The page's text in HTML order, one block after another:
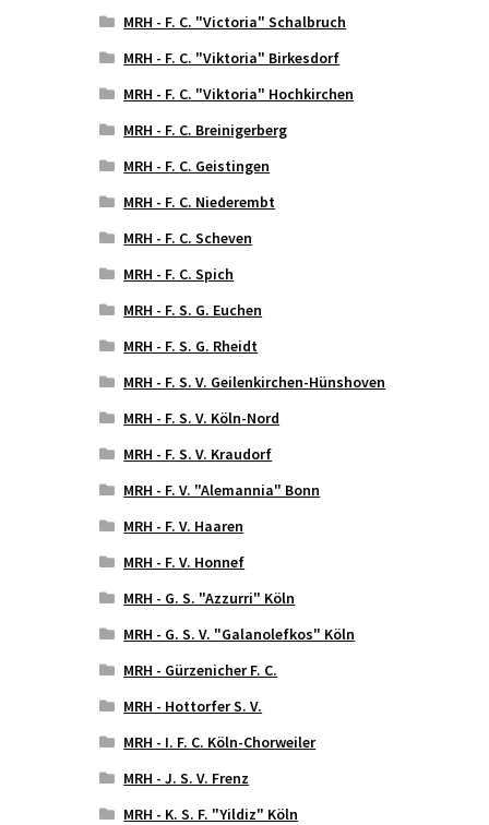
MRH - F. C. "Victoria" Schalbruch
MRH - F. C. "Viktoria" Birkesdorf
MRH - F. C. "Viktoria" Hochkirchen
MRH - F. C. Breinigerberg
MRH - F. C. Geistingen
MRH - F. C. Niederembt
MRH - F. C. Scheven
MRH - F. C. Spich
MRH - F. S. G. Euchen
MRH - F. S. G. Rheidt
MRH - F. S. V. Geilenkirchen-Hünshoven
MRH - F. S. V. Köln-Nord
MRH - F. S. V. Kraudorf
MRH - F. V. "Alemannia" Bonn
MRH - F. V. Haaren
MRH - F. V. Honnef
MRH - G. S. "Azzurri" Köln
MRH - G. S. V. "Galanolefkos" Köln
MRH - Gürzenicher F. C.
MRH - Hottorfer S. V.
MRH - I. F. C. Köln-Chorweiler
MRH - J. S. V. Frenz
MRH - K. S. F. "Yildiz" Köln